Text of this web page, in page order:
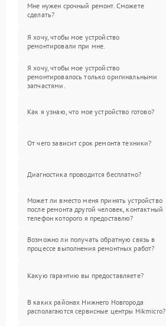
Мне нужен срочный ремонт. Сможете
сделать?
Я хочу, чтобы мое устройство
ремонтировали при мне.
Я хочу, чтобы мое устройство
ремонтировалось только оригинальными
запчастями.
Как я узнаю, что мое устройство готово?
От чего зависит срок ремонта техники?
Диагностика проводится бесплатно?
Может ли вместо меня принять устройство
после ремонта другой человек, контактный
телефон которого я предоставлю?
Возможно ли получать обратную связь в
процессе выполнения ремонтных работ?
Какую гарантию вы предоставляете?
В каких районах Нижнего Новгорода
располагаются сервисные центры Hikmicro?